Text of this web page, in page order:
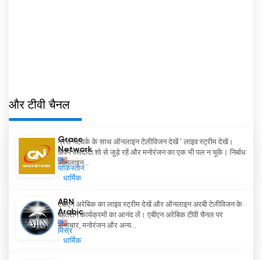
और टीवी चैनल
Grace
Network
पाकिस्तान
धार्मिक
ग्रेस नेटवर्क के साथ ऑनलाइन टेलीविजन देखें ' लाइव स्ट्रीम देखें।
अपने पसंदीदा शो से जुड़े रहें और मनोरंजन का एक भी पल न चूकें। निर्बाध
ऑनलाइन...
ABN
Arabic
मिस्र
धार्मिक
एबीएन अरेबिक का लाइव स्ट्रीम देखें और ऑनलाइन अरबी टेलीविजन के
बेहतरीन कार्यक्रमों का आनंद लें। एबीएन अरेबिक टीवी चैनल पर
समाचार, मनोरंजन और अन्य...